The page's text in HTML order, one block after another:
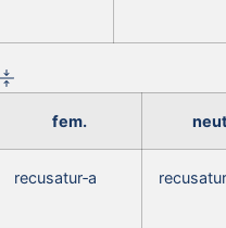
fem.
recusatur‑a